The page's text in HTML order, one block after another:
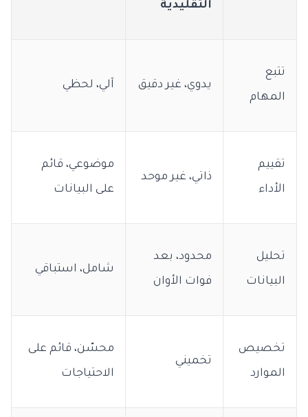
التقليدية
تتبع
المهام
يدوي، غير دقيق آلي، لحظي
تقييم
الأداء
ذاتي، غير موحد
موضوعي، قائم
على البيانات
تحليل
البيانات
محدود، بعد
فوات الأوان
شامل، استباقي
تخصيص
الموارد
تخميني
محسّن، قائم على
الاحتياجات